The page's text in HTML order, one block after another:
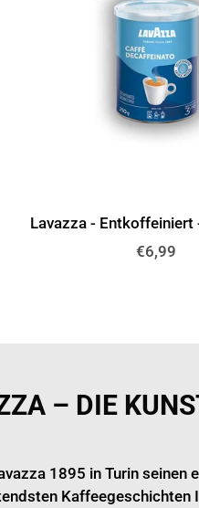
Lavazza - Entkoffeiniert
Normaler
€6,99
– DIE
1895 in Turin seinen
Kaffeegeschichten